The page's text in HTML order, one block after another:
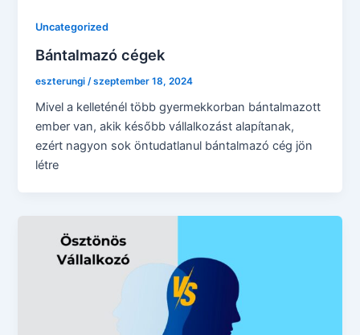
Uncategorized
Bántalmazó cégek
eszterungi /szeptember 18, 2024
Mivel a kelleténél több gyermekkorban bántalmazott
ember van, akik később vállalkozást alapítanak,
ezért nagyon sok öntudatlanul bántalmazó cég jön
létre